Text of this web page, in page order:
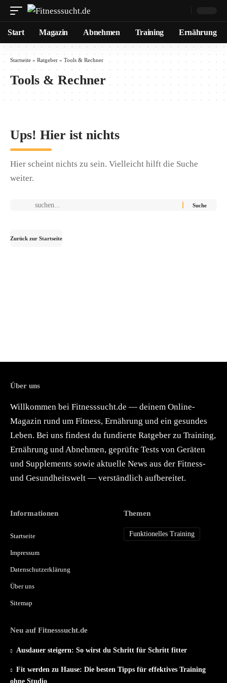
Start Magazin Abnehmen Training Ernährung
Startseite » Ratgeber » Tools & Rechner
Tools & Rechner
Ups! Hier ist nichts
Hier scheint nichts zu sein. Vielleicht hilft die Suche
weiter.
Zurück zur Startseite
Über uns
Willkommen bei Fitnesssucht.de — deinem Online-
Magazin rund um Fitness, Ernährung und ein gesundes
Leben. Bei uns findest du fundierte Ratgeber zu Training,
Ernährung und Abnehmen, geprüfte Tests von Geräten
und Supplements sowie aktuelle News aus der Fitness-
und Gesundheitswelt — verständlich aufbereitet.
Informationen
Startseite
Impressum
Datenschutzerklärung
Über uns
Sitemap
Themen
Funktionelles Training
Neu auf Fitnesssucht.de
Ausdauer steigern: So wirst du Schritt für Schritt fitter
Fit werden zu Hause: Die besten Tipps für effektives Training
ohne Studio